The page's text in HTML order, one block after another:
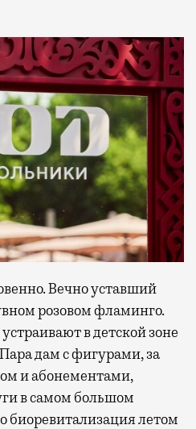
Вечно уставший
розовом фламинго.
в детской зоне
дам с фигурами, за
и абонементами,
в самом большом
биоревитализация летом